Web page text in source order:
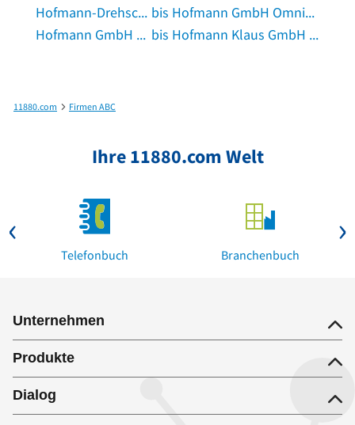
Hofmann-Drehschiebermotoren in Gelnhausen
bis Hofmann GmbH Omnibusreisen in Bad Rappenau
Hofmann GmbH Orthopädie-Schuhtechnik in Neumünster, Schleswig-Holstein
bis Hofmann Klaus GmbH in Staudt
11880.com
Firmen ABC
Ihre 11880.com Welt
Telefonbuch Branchenbuch
Unternehmen
Produkte
Dialog